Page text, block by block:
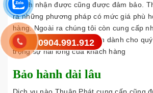
khách nhận được cũng được đảm bảo.
ra những phương pháp có mức giá phù
hàng. Ngoài ra chúng tôi còn cung cấp
khuyến mãi ưu đãi hấp dẫn dành cho
trọng sự hài lòng của khách hàng
Bảo hành dài lâu
0904.991.912